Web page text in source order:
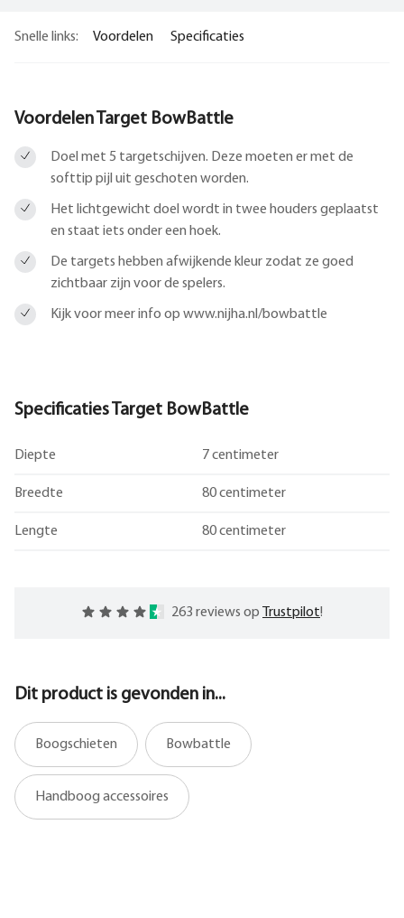
Snelle links: Voordelen Specificaties
Voordelen Target BowBattle
Doel met 5 targetschijven. Deze moeten er met de
softtip pijl uit geschoten worden.
Het lichtgewicht doel wordt in twee houders geplaatst
en staat iets onder een hoek.
De targets hebben afwijkende kleur zodat ze goed
zichtbaar zijn voor de spelers.
Kijk voor meer info op www.nijha.nl/bowbattle
Specificaties Target BowBattle
Diepte 7 centimeter
Breedte 80 centimeter
Lengte 80 centimeter
263 reviews op Trustpilot!
Dit product is gevonden in...
Boogschieten Bowbattle
Handboog accessoires